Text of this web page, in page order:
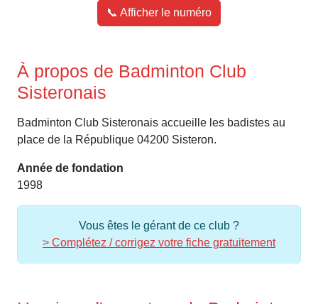
📞 Afficher le numéro
À propos de Badminton Club
Sisteronais
Badminton Club Sisteronais accueille les badistes au
place de la République 04200 Sisteron.
Année de fondation
1998
Vous êtes le gérant de ce club ?
> Complétez / corrigez votre fiche gratuitement